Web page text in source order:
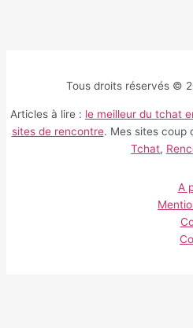
Tous droits réservés ©
Articles à lire : le meilleur du tchat
sites de rencontre. Mes sites coup
Tchat,
A